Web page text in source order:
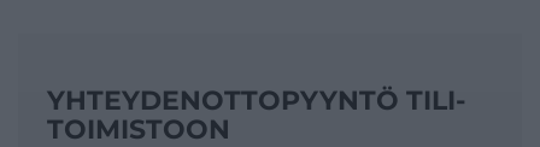
YHTEYDENOTTO­PYYNTÖ TILI­
TOIMISTOON